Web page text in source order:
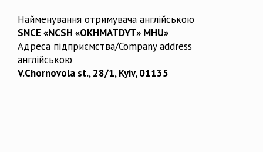
Найменування отримувача англійською
SNCE «NCSH «OKHMATDYT» MHU»
Адреса підприємства/Company address
англійською
V.Chornovola st., 28/1, Kyiv, 01135